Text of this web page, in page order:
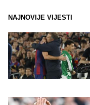
NAJNOVIJE VIJESTI